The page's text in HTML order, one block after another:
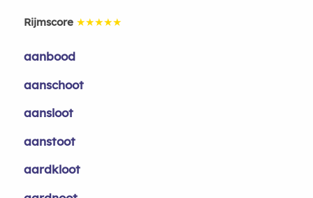
Rijmscore ★★★★★
aanbood
aanschoot
aansloot
aanstoot
aardkloot